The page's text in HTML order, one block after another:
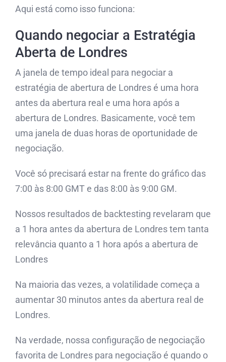
Aqui está como isso funciona:
Quando negociar a Estratégia
Aberta de Londres
A janela de tempo ideal para negociar a
estratégia de abertura de Londres é uma hora
antes da abertura real e uma hora após a
abertura de Londres. Basicamente, você tem
uma janela de duas horas de oportunidade de
negociação.
Você só precisará estar na frente do gráfico das
7:00 às 8:00 GMT e das 8:00 às 9:00 GM.
Nossos resultados de backtesting revelaram que
a 1 hora antes da abertura de Londres tem tanta
relevância quanto a 1 hora após a abertura de
Londres
Na maioria das vezes, a volatilidade começa a
aumentar 30 minutos antes da abertura real de
Londres.
Na verdade, nossa configuração de negociação
favorita de Londres para negociação é quando o